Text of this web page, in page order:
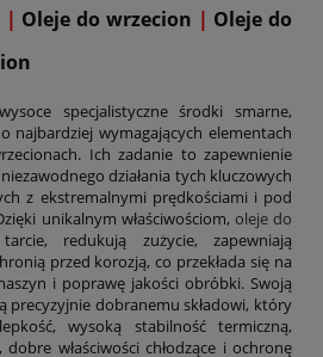
| Oleje do wrzecion | Oleje do
specjalistyczne środki smarne,
najbardziej wymagających elementach
Ich zadanie to zapewnienie
działania tych kluczowych
z ekstremalnymi prędkościami i pod
unikalnym właściwościom, oleje do
redukują zużycie, zapewniają
przed korozją, co przekłada się na
i poprawę jakości obróbki. Swoją
precyzyjnie dobranemu składowi, który
wysoką stabilność termiczną,
właściwości chłodzące i ochronę